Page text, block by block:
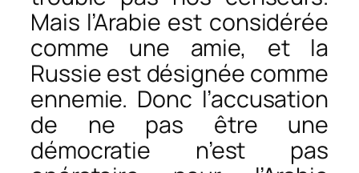
Mais l’Arabie est considérée
comme une amie, et la
Russie est désignée comme
ennemie. Donc l’accusation
de ne pas être une
démocratie n’est pas